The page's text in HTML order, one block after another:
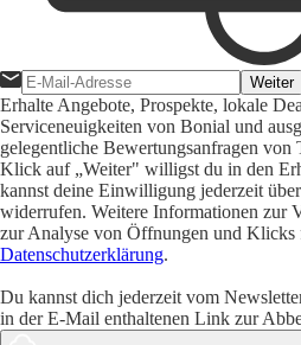
Weiter
Erhalte Angebote, Prospekte, lokale
Serviceneuigkeiten von Bonial und
gelegentliche Bewertungsanfragen
Klick auf „Weiter" willigst du in den
kannst deine Einwilligung jederzeit
widerrufen. Weitere Informationen zur
zur Analyse von Öffnungen und Klicks
Datenschutzerklärung.
Du kannst dich jederzeit vom
in der E-Mail enthaltenen Link zur